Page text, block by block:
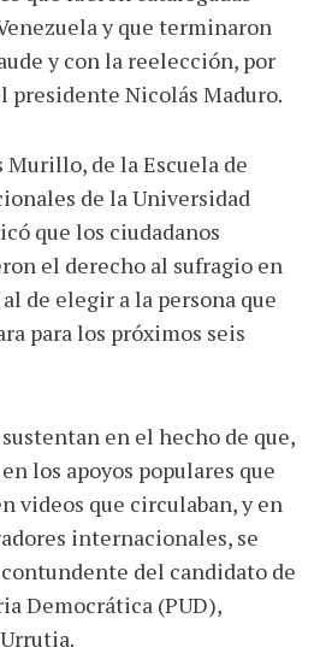
y que terminaron
y con la reelección, por
presidente Nicolás Maduro.
Murillo, de la Escuela de
de la Universidad
que los ciudadanos
el derecho al sufragio en
de elegir a la persona que
para los próximos seis
en el hecho de que,
los apoyos populares que
videos que circulaban, y en
internacionales, se
del candidato de
Democrática (PUD),